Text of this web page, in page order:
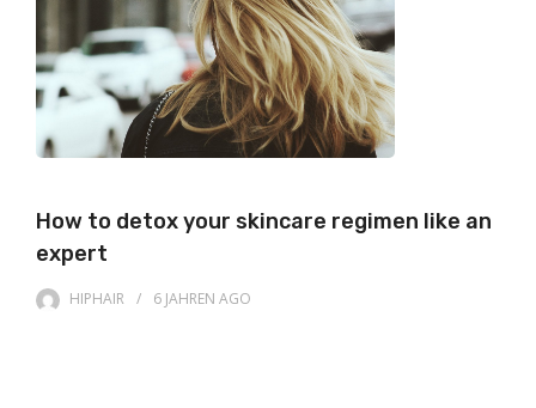
How to detox your skincare regimen like an
expert
HIPHAIR 6 JAHREN AGO